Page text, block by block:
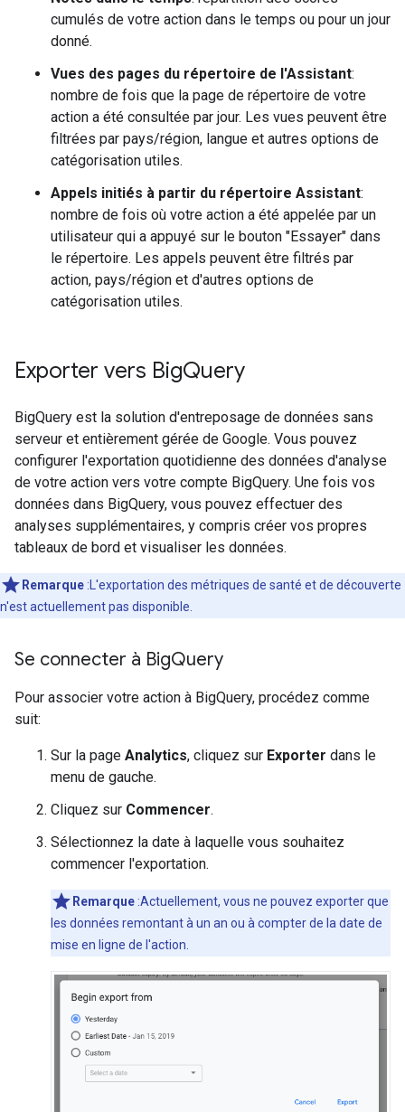
cumulés de votre action dans le temps ou pour un jour
donné.
Vues des pages du répertoire de l'Assistant:
nombre de fois que la page de répertoire de votre
action a été consultée par jour. Les vues peuvent être
filtrées par pays/région, langue et autres options de
catégorisation utiles.
Appels initiés à partir du répertoire Assistant:
nombre de fois où votre action a été appelée par un
utilisateur qui a appuyé sur le bouton "Essayer" dans
le répertoire. Les appels peuvent être filtrés par
action, pays/région et d'autres options de
catégorisation utiles.
Exporter vers BigQuery
BigQuery est la solution d'entreposage de données sans
serveur et entièrement gérée de Google. Vous pouvez
configurer l'exportation quotidienne des données d'analyse
de votre action vers votre compte BigQuery. Une fois vos
données dans BigQuery, vous pouvez effectuer des
analyses supplémentaires, y compris créer vos propres
tableaux de bord et visualiser les données.
Remarque :L'exportation des métriques de santé et de découverte
n'est actuellement pas disponible.
Se connecter à BigQuery
Pour associer votre action à BigQuery, procédez comme
suit:
Sur la page Analytics, cliquez sur Exporter dans le
menu de gauche.
Cliquez sur Commencer.
Sélectionnez la date à laquelle vous souhaitez
commencer l'exportation.
Remarque :Actuellement, vous ne pouvez exporter que
les données remontant à un an ou à compter de la date de
mise en ligne de l'action.